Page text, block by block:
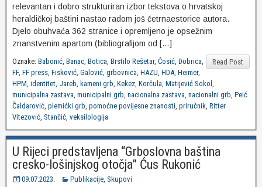
relevantan i dobro strukturiran izbor tekstova o hrvatskoj
heraldičkoj baštini nastao radom još četrnaestorice autora.
Djelo obuhvaća 362 stranice i opremljeno je opsežnim
znanstvenim apartom (bibliografijom od […]
Read Post
Oznake: Babonić, Banac, Botica, Brstilo Rešetar, Ćosić, Dobrica,
FF, FF press, Fisković, Galović, grbovnica, HAZU, HDA, Heimer,
HPM, identitet, Jareb, kameni grb, Kekez, Korčula, Matijević Sokol ,
municipalna zastava, municipalni grb, nacionalna zastava, nacionalni grb, Peić
Čaldarović, plemićki grb, pomoćne povijesne znanosti, priručnik, Ritter
Vitezović, Stančić, veksilologija
U Rijeci predstavljena “Grboslovna baština
cresko-lošinjskog otočja” Ćus Rukonić
09.07.2023. Publikacije, Skupovi